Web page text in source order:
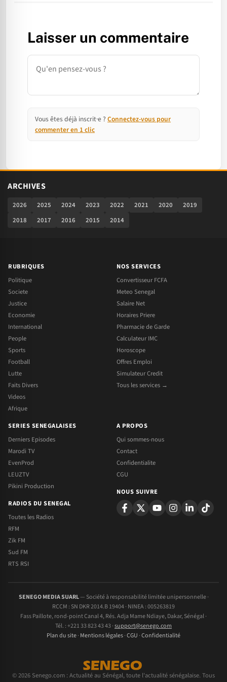
Laisser un commentaire
Commentaire
Vous êtes déjà inscrit·e ? Connectez-vous pour
commenter en 1 clic
ARCHIVES
2026 2025 2024 2023 2022 2021 2020
2019
2018
2017 2016 2015 2014
RUBRIQUES
Politique
Societe
Justice
Economie
International
People
Sports
Football
Lutte
Faits Divers
Videos
Afrique
NOS SERVICES
Convertisseur FCFA
Meteo Senegal
Salaire Net
Horaires Priere
Pharmacie de Garde
Calculateur IMC
Horoscope
Offres Emploi
Simulateur Credit
Tous les services →
SERIES SENEGALAISES
Derniers Episodes
Marodi TV
EvenProd
LEUZTV
Pikini Production
RADIOS DU SENEGAL
Toutes les Radios
RFM
Zik FM
Sud FM
RTS RSI
A PROPOS
Qui sommes-nous
Contact
Confidentialite
CGU
NOUS SUIVRE
SENEGO MEDIA SUARL— Société à responsabilité limitée unipersonnelle ·
RCCM : SN DKR 2014.B 19404 · NINEA : 005263819
Fass Paillote, rond-point Canal 4, Rés. Adja Mame Ndiaye, Dakar, Sénégal ·
Tél. : +221 33 823 43 43 ·support@senego.com
Plan du site· Mentions légales·CGU ·Confidentialité
© 2026 Senego.com : Actualité au Sénégal, toute l'actualité sénégalaise. Tous